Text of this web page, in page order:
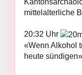
mittelalterliche
20:32 Uhr
«Wenn Alkohol
heute